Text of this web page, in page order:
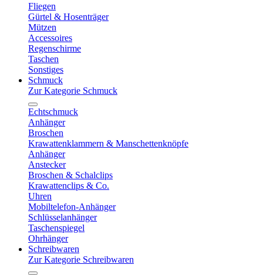
Fliegen
Gürtel & Hosenträger
Mützen
Accessoires
Regenschirme
Taschen
Sonstiges
Schmuck
Zur Kategorie Schmuck
Echtschmuck
Anhänger
Broschen
Krawattenklammern & Manschettenknöpfe
Anhänger
Anstecker
Broschen & Schalclips
Krawattenclips & Co.
Uhren
Mobiltelefon-Anhänger
Schlüsselanhänger
Taschenspiegel
Ohrhänger
Schreibwaren
Zur Kategorie Schreibwaren